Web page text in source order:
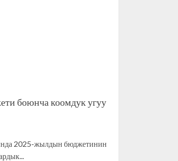
боюнча коомдук угуу
2025-жылдын бюджетинин